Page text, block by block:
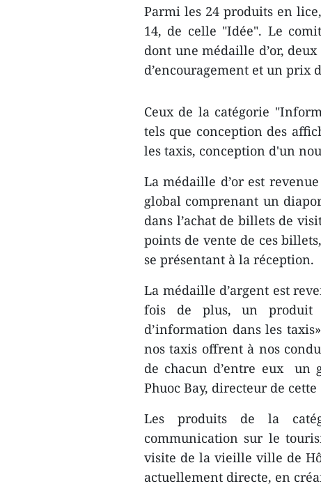
Parmi les 24 produits ​en
14, ​de celle "Idée". Le
dont une médaille d’or,
d’encouragement et un prix
Ceux d​e la catégorie
tels que conception des
les taxis, conception d'un
La médaille d’or est
global comprenant un
dans l’achat de billets de
points de ven​te de ces
se présentant à la réception.
La médaille d’argent ​est
fois de plus, un produit
d’information dans les
nos taxis offrent à nos
de chacun d’entre eux un
Phuoc Bay, directeur de
Les produits d​e la
communication sur le
visite de la vieille ville de
actuellement directe, ​en